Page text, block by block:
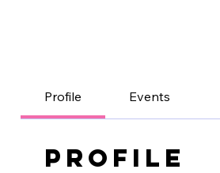
Profile Events
Profile